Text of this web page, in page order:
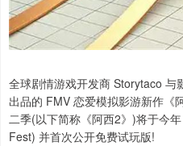
全球剧情游戏开发商 Storytaco
出品的 FMV 恋爱模拟影游新作《
二季(以下简称《阿西2》)将于今
Fest) 并首次公开免费试玩版!